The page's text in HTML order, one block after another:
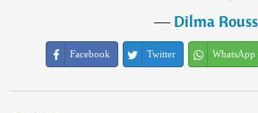
―Dilma
Facebook Twitter WhatsApp